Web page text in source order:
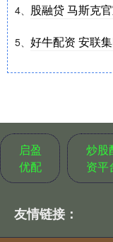
4、 股融贷 马斯克
5、 好牛配资 安联
启盈
优配
炒股
资平
友情链接：